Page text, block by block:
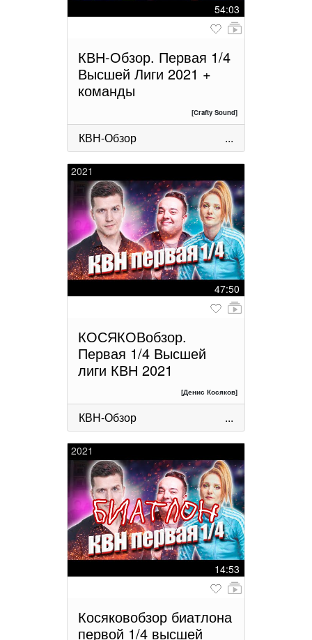
54:03
КВН-Обзор. Первая 1/4
Высшей Лиги 2021 +
команды
[Crafty Sound]
КВН-Обзор ...
2021
47:50
КОСЯКОВобзор.
Первая 1/4 Высшей
лиги КВН 2021
[Денис Косяков]
КВН-Обзор ...
2021
14:53
Косяковобзор биатлона
первой 1/4 высшей